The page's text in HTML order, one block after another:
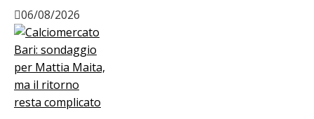
06/08/2026